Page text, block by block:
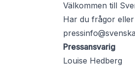
Välkommen till
Har du frågor
Pressansvarig
Louise Hedberg